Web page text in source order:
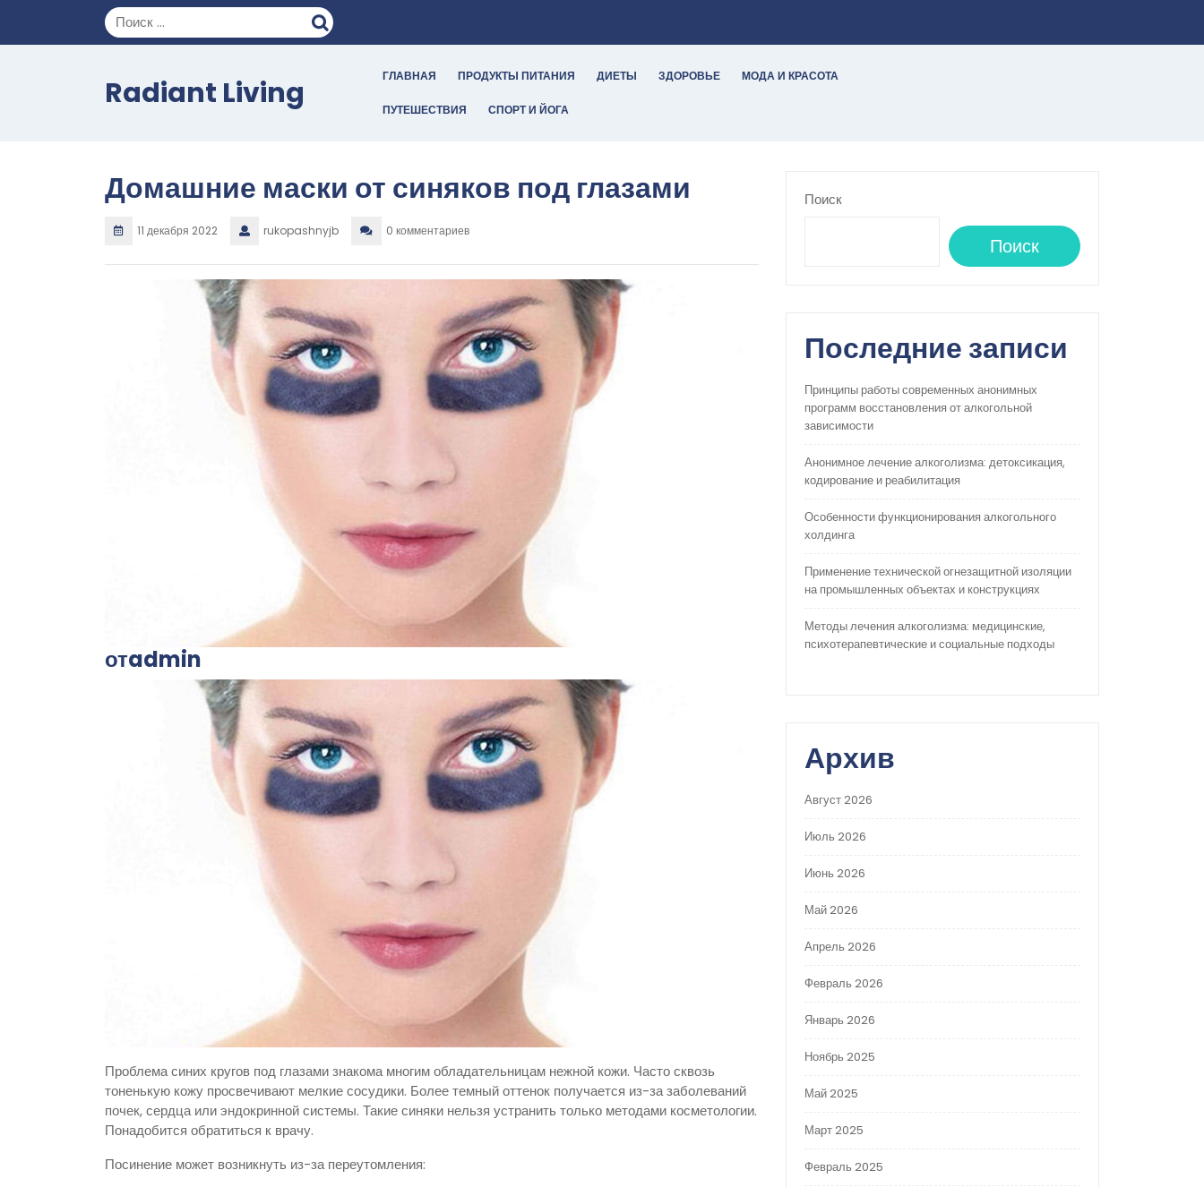
содержимому
Radiant Living ГЛАВНАЯ ПРОДУКТЫ ПИТАНИЯ ДИЕТЫ ЗДОРОВЬЕ МОДА И КРАСОТА
ПУТЕШЕСТВИЯ СПОРТ И ЙОГА
Домашние маски от синяков под глазами
11 декабря 2022 rukopashnyjb 0 комментариев
отadmin
Проблема синих кругов под глазами знакома многим обладательницам нежной кожи. Часто сквозь
тоненькую кожу просвечивают мелкие сосудики. Более темный оттенок получается из-за заболеваний
почек, сердца или эндокринной системы. Такие синяки нельзя устранить только методами косметологии.
Понадобится обратиться к врачу.
Посинение может возникнуть из-за переутомления:
Поиск
Поиск
Последние записи
Принципы работы современных анонимных
программ восстановления от алкогольной
зависимости
Анонимное лечение алкоголизма: детоксикация,
кодирование и реабилитация
Особенности функционирования алкогольного
холдинга
Применение технической огнезащитной изоляции
на промышленных объектах и конструкциях
Методы лечения алкоголизма: медицинские,
психотерапевтические и социальные подходы
Архив
Август 2026
Июль 2026
Июнь 2026
Май 2026
Апрель 2026
Февраль 2026
Январь 2026
Ноябрь 2025
Май 2025
Март 2025
Февраль 2025